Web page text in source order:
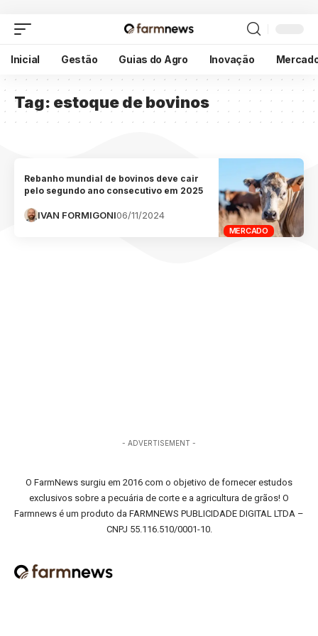
Inicial Gestão Guias do Agro Inovação
Tag: estoque de bovinos
MERCADO
Rebanho mundial de bovinos deve cair
pelo segundo ano consecutivo em 2025
IVAN FORMIGONI06/11/2024
- ADVERTISEMENT -
O FarmNews surgiu em 2016 com o objetivo de fornecer estudos
exclusivos sobre a pecuária de corte e a agricultura de grãos! O
Farmnews é um produto da FARMNEWS PUBLICIDADE DIGITAL LTDA –
CNPJ 55.116.510/0001-10.